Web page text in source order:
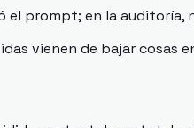
prompt; en la auditoría,
vienen de bajar cosas